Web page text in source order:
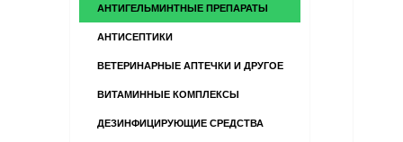
АНТИГЕЛЬМИНТНЫЕ ПРЕПАРАТЫ
АНТИСЕПТИКИ
ВЕТЕРИНАРНЫЕ АПТЕЧКИ И ДРУГОЕ
ВИТАМИННЫЕ КОМПЛЕКСЫ
ДЕЗИНФИЦИРУЮЩИЕ СРЕДСТВА